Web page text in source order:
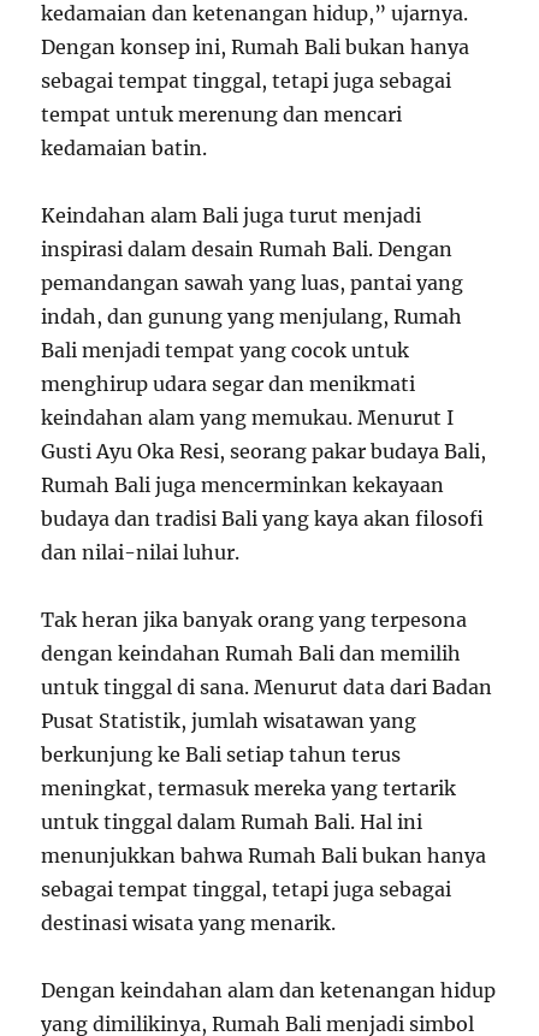
kedamaian dan ketenangan hidup,” ujarnya.
Dengan konsep ini, Rumah Bali bukan hanya
sebagai tempat tinggal, tetapi juga sebagai
tempat untuk merenung dan mencari
kedamaian batin.
Keindahan alam Bali juga turut menjadi
inspirasi dalam desain Rumah Bali. Dengan
pemandangan sawah yang luas, pantai yang
indah, dan gunung yang menjulang, Rumah
Bali menjadi tempat yang cocok untuk
menghirup udara segar dan menikmati
keindahan alam yang memukau. Menurut I
Gusti Ayu Oka Resi, seorang pakar budaya Bali,
Rumah Bali juga mencerminkan kekayaan
budaya dan tradisi Bali yang kaya akan filosofi
dan nilai-nilai luhur.
Tak heran jika banyak orang yang terpesona
dengan keindahan Rumah Bali dan memilih
untuk tinggal di sana. Menurut data dari Badan
Pusat Statistik, jumlah wisatawan yang
berkunjung ke Bali setiap tahun terus
meningkat, termasuk mereka yang tertarik
untuk tinggal dalam Rumah Bali. Hal ini
menunjukkan bahwa Rumah Bali bukan hanya
sebagai tempat tinggal, tetapi juga sebagai
destinasi wisata yang menarik.
Dengan keindahan alam dan ketenangan hidup
yang dimilikinya, Rumah Bali menjadi simbol